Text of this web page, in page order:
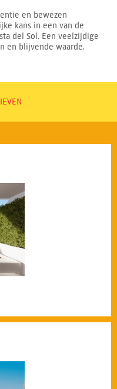
en bewezen
kans in een van de
del Sol. Een veelzijdige
en blijvende waarde.